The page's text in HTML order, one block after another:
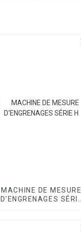
MACHINE DE MESURE
D'ENGRENAGES SÉRIE